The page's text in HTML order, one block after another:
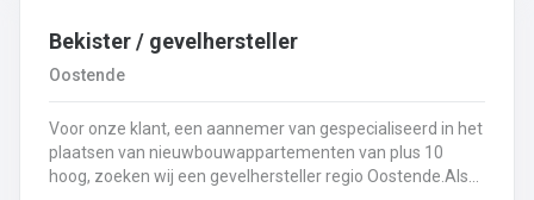
Bekister / gevelhersteller
Oostende
Voor onze klant, een aannemer van gespecialiseerd in het
plaatsen van nieuwbouwappartementen van plus 10
hoog, zoeken wij een gevelhersteller regio Oostende.Als